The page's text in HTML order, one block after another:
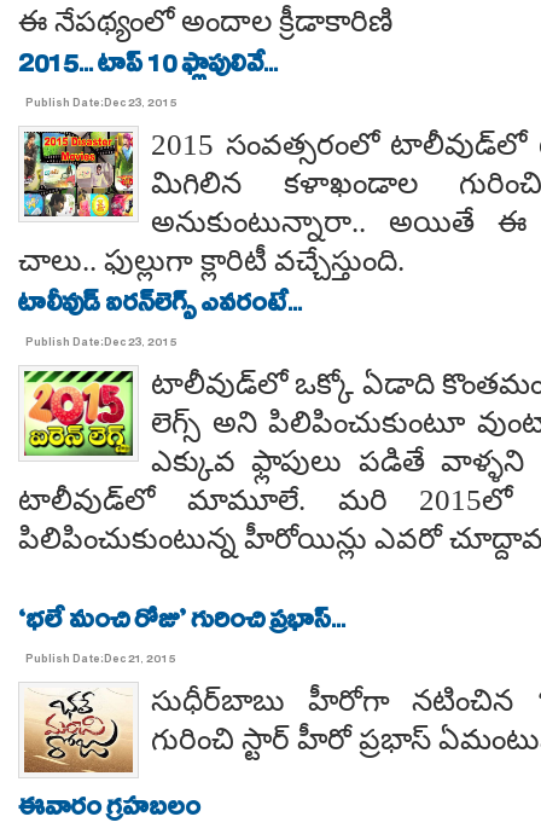
ఈ నేపథ్యంలో అందాల క్రీడాకారిణి
2015... టాప్ 10 ఫ్లాపులివే...
Publish Date:Dec 23, 2015
2015 సంవత్సరంలో టాలీవుడ్‌లో
మిగిలిన కళాఖండాల
అనుకుంటున్నారా.. అయితే
చాలు.. ఫుల్లుగా క్లారిటీ వచ్చేస్తుంది.
టాలీవుడ్ ఐరన్‌లెగ్స్ ఎవరంటే...
Publish Date:Dec 23, 2015
టాలీవుడ్‌లో ఒక్కో ఏడాది
లెగ్స్‌ అని పిలిపించుకుంటూ
ఎక్కువ ఫ్లాపులు పడితే
టాలీవుడ్‌లో మామూలే. మరి 2015లో
పిలిపించుకుంటున్న హీరోయిన్లు ఎవరో
‘భలే మంచి రోజు’ గురించి ప్రభాస్...
Publish Date:Dec 21, 2015
సుధీర్‌బాబు హీరోగా నటించిన
గురించి స్టార్ హీరో ప్రభాస్
ఈవారం గ్రహబలం